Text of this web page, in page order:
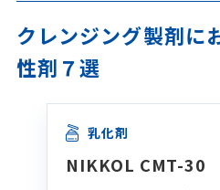
クレンジング製剤に
性剤７選
乳化剤
NIKKOL CMT-30